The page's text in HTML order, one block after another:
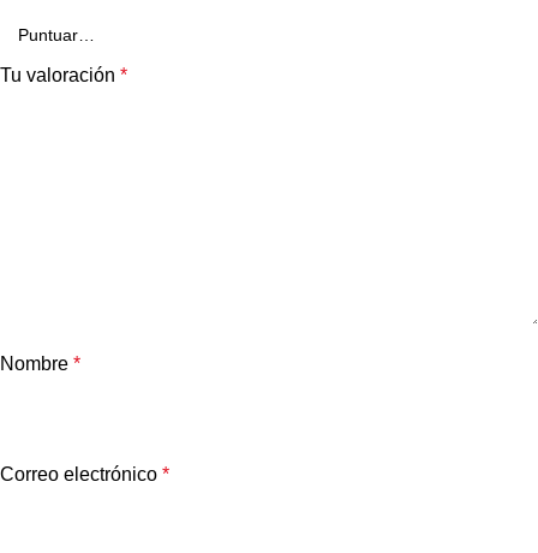
Tu valoración *
Nombre *
Correo electrónico *